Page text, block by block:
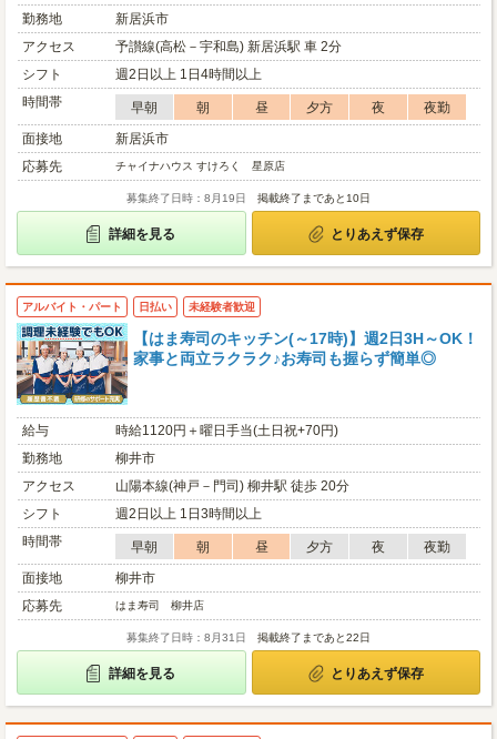
勤務地
新居浜市
アクセス
予讃線(高松－宇和島) 新居浜駅 車 2分
シフト
週2日以上 1日4時間以上
時間帯
早朝 朝 昼 夕方 夜
夜勤
面接地
新居浜市
応募先
チャイナハウス すけろく 星原店
募集終了日時：8月19日 掲載終了まであと10日
詳細を見る とりあえず保存
アルバイト・パート 日払い 未経験者歓迎
【はま寿司のキッチン(～17時)】週2日3H～OK！
家事と両立ラクラク♪お寿司も握らず簡単◎
給与
時給1120円＋曜日手当(土日祝+70円)
勤務地
柳井市
アクセス
山陽本線(神戸－門司) 柳井駅 徒歩 20分
シフト
週2日以上 1日3時間以上
時間帯
早朝 朝 昼 夕方 夜
夜勤
面接地
柳井市
応募先
はま寿司 柳井店
募集終了日時：8月31日 掲載終了まであと22日
詳細を見る とりあえず保存